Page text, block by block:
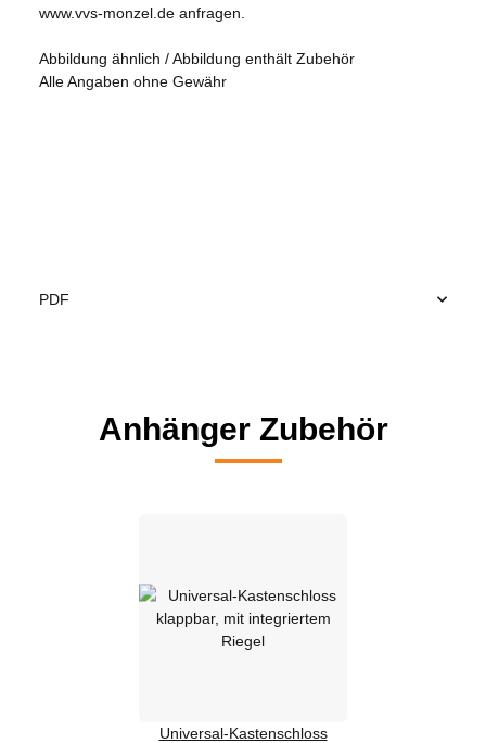
www.vvs-monzel.de anfragen.
Abbildung ähnlich / Abbildung enthält Zubehör
Alle Angaben ohne Gewähr
PDF
Anhänger Zubehör
Universal-Kastenschloss